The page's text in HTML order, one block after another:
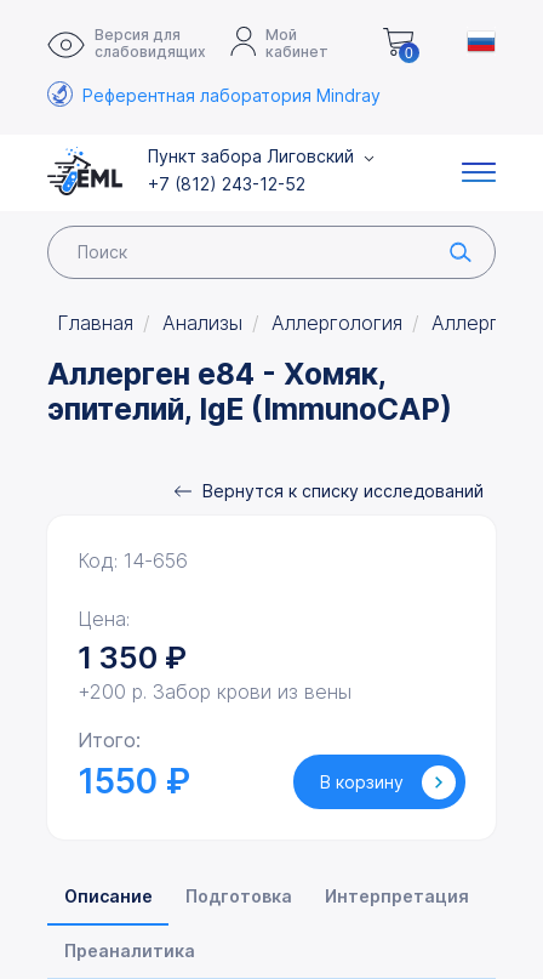
Версия для
слабовидящих
Мой
кабинет
0
Референтная лаборатория Mindray
Пункт забора Лиговский
+7 (812) 243-12-52
Главная Анализы Аллергология Аллергены
Аллерген e84 - Хомяк,
эпителий, IgE (ImmunoCAP)
Вернутся к списку исследований
Описание Подготовка Интерпретация
Преаналитика
Код: 14-656
Цена:
1 350 ₽
+200 р. Забор крови из вены
Итого:
1550 ₽ В корзину